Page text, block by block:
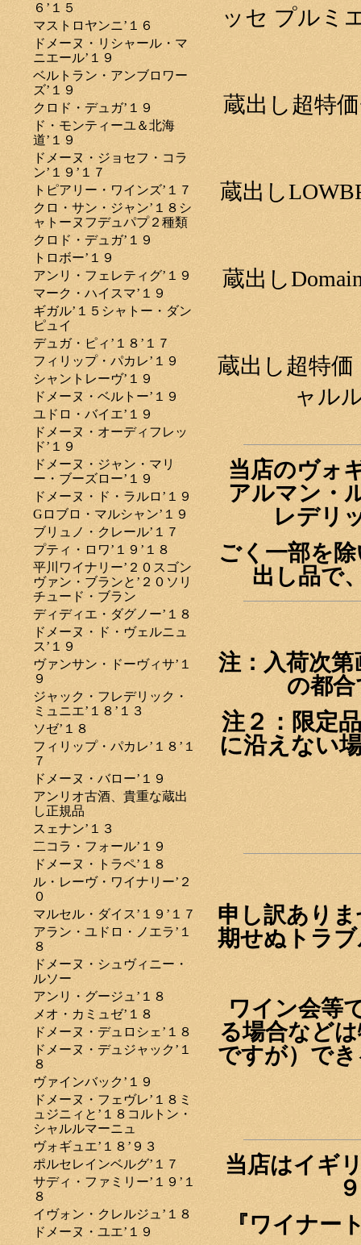
６’１５
マストロヤンニ’１６
ドメーヌ・リシャール・マ
ニエール’１９
ベルトラン・アンブロワー
ズ’１９
クロド・デュガ’１９
ド・モンティーユ＆北海
道’１９
ドメーヌ・ジョセフ・コラ
ン’１９’１７
トピアリー・ワインズ’１７
クロ・サン・ジャン’１８シ
ャトーヌフデュパプ２種類
クロド・デュガ’１９
トロボー’１９
アンリ・フェレティグ’１９
マーク・ハイスマ’１９
ギガル’１５シャトー・ダン
ピュイ
デュガ・ピィ’１８’１７
フィリップ・パカレ’１９
シャントレーヴ’１９
ドメーヌ・ベルトー’１９
ユドロ・バイエ’１９
ドメーヌ・オーディフレッ
ド’１９
ドメーヌ・ジャン・マリ
ー・ブーズロー’１９
ドメーヌ・ド・ラルロ’１９
Gロブロ・マルシャン’１９
ブリュノ・クレール’１７
プティ・ロワ’１９’１８
平川ワイナリー’２０スゴン
ヴァン・ブランと’２０ソリ
チュード・ブラン
ディディエ・ダグノー’１８
ドメーヌ・ド・ヴェルニュ
ス’１９
ヴァンサン・ドーヴィサ’１
９
ジャック・フレデリック・
ミュニエ’１８’１３
ソゼ’１８
フィリップ・パカレ’１８’１
７
ドメーヌ・バロー’１９
アンリオ古酒、貴重な蔵出
し正規品
スェナン’１３
二コラ・フォール’１９
ドメーヌ・トラペ’１８
ル・レーヴ・ワイナリー’２
０
マルセル・ダイス’１９’１７
アラン・ユドロ・ノエラ’１
８
ドメーヌ・シュヴィニー・
ルソー
アンリ・グージュ’１８
メオ・カミュゼ’１８
ドメーヌ・デュロシェ’１８
ドメーヌ・デュジャック’１
８
ヴァインバック’１９
ドメーヌ・フェヴレ’１８ミ
ュジニィと’１８コルトン・
シャルルマーニュ
ヴォギュエ’１８’９３
ポルセレインベルグ’１７
サディ・ファミリー’１９’１
８
イヴォン・クレルジュ’１８
ドメーヌ・ユエ’１９
ッセ プルミ
蔵出し超特
蔵出し
蔵出し
蔵出し超特
ャル
当店のヴォ
アルマン・
レデリ
ごく一部を
出し品で
注：入荷次
の都
注２：限定
に沿えない
申し訳あり
期せぬトラ
ワイン会等
る場合など
ですが）で
当店はイギ
『ワイナー